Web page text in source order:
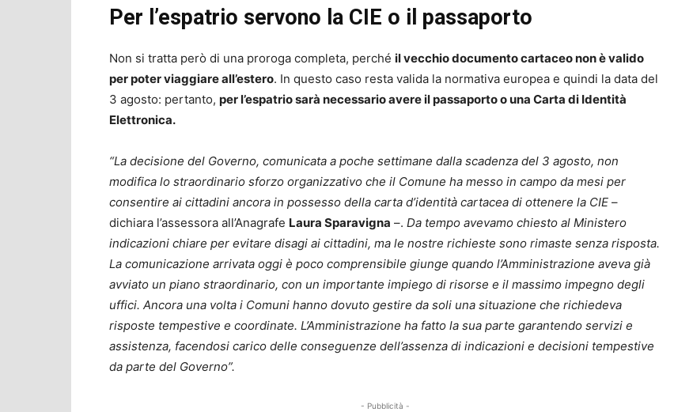
Per l’espatrio servono la CIE o il passaporto
Non si tratta però di una proroga completa, perché il vecchio documento cartaceo non è valido
per poter viaggiare all’estero. In questo caso resta valida la normativa europea e quindi la data del
3 agosto: pertanto, per l’espatrio sarà necessario avere il passaporto o una Carta di Identità
Elettronica.
“La decisione del Governo, comunicata a poche settimane dalla scadenza del 3 agosto, non
modifica lo straordinario sforzo organizzativo che il Comune ha messo in campo da mesi per
consentire ai cittadini ancora in possesso della carta d’identità cartacea di ottenere la CIE –
dichiara l’assessora all’Anagrafe Laura Sparavigna –. Da tempo avevamo chiesto al Ministero
indicazioni chiare per evitare disagi ai cittadini, ma le nostre richieste sono rimaste senza risposta.
La comunicazione arrivata oggi è poco comprensibile giunge quando l’Amministrazione aveva già
avviato un piano straordinario, con un importante impiego di risorse e il massimo impegno degli
uffici. Ancora una volta i Comuni hanno dovuto gestire da soli una situazione che richiedeva
risposte tempestive e coordinate. L’Amministrazione ha fatto la sua parte garantendo servizi e
assistenza, facendosi carico delle conseguenze dell’assenza di indicazioni e decisioni tempestive
da parte del Governo”.
- Pubblicità -